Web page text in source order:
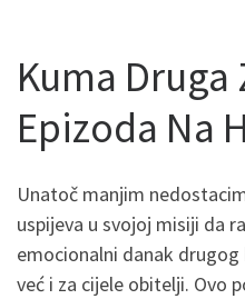
Kuma Druga
Epizoda Na
Unatoč manjim
uspijeva u svojoj misiji da
emocionalni danak drugog
već i za cijele obitelji. Ovo